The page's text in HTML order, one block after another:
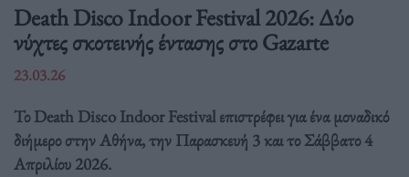
Death Disco Indoor Festival 2026: Δύο
νύχτες σκοτεινής έντασης στο Gazarte
23.03.26
Το Death Disco Indoor Festival επιστρέφει για ένα μοναδικό
διήμερο στην Αθήνα, την Παρασκευή 3 και το Σάββατο 4
Απριλίου 2026.